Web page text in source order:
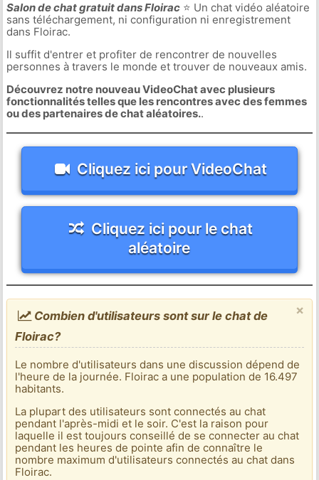
Salon de chat gratuit dans Floirac⭐ Un chat vidéo aléatoire
sans téléchargement, ni configuration ni enregistrement
dans Floirac.
Il suffit d'entrer et profiter de rencontrer de nouvelles
personnes à travers le monde et trouver de nouveaux amis.
Découvrez notre nouveau VideoChat avec plusieurs
fonctionnalités telles que les rencontres avec des femmes
ou des partenaires de chat aléatoires..
Cliquez ici pour VideoChat
Cliquez ici pour le chat
aléatoire
×
Combien d'utilisateurs sont sur le chat de
Floirac?
Le nombre d'utilisateurs dans une discussion dépend de
l'heure de la journée. Floirac a une population de 16.497
habitants.
La plupart des utilisateurs sont connectés au chat
pendant l'après-midi et le soir. C'est la raison pour
laquelle il est toujours conseillé de se connecter au chat
pendant les heures de pointe afin de connaître le
nombre maximum d'utilisateurs connectés au chat dans
Floirac.